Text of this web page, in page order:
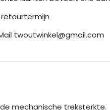
twoutwinkel@gmail.com
mechanische treksterkte.